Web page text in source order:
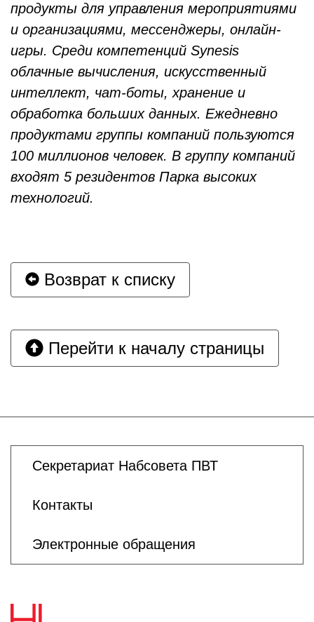
продукты для управления мероприятиями
и организациями, мессенджеры, онлайн-
игры. Среди компетенций Synesis
облачные вычисления, искусственный
интеллект, чат-боты, хранение и
обработка больших данных. Ежедневно
продуктами группы компаний пользуются
100 миллионов человек. В группу компаний
входят 5 резидентов Парка высоких
технологий.
Возврат к списку
Перейти к началу страницы
Секретариат Набсовета ПВТ
Контакты
Электронные обращения